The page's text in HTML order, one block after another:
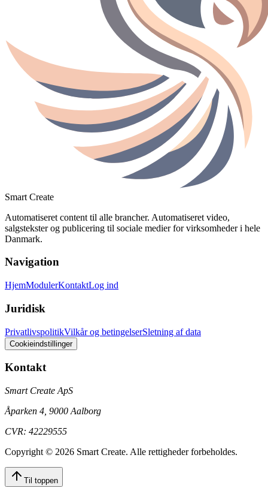
Smart Create
Automatiseret content til alle brancher. Automatiseret video,
salgstekster og publicering til sociale medier for virksomheder i hele
Danmark.
Navigation
HjemModulerKontaktLog ind
Juridisk
PrivatlivspolitikVilkår og betingelserSletning af data
Cookieindstillinger
Kontakt
Smart Create ApS
Åparken 4, 9000 Aalborg
CVR: 42229555
Copyright © 2026 Smart Create. Alle rettigheder forbeholdes.
Til toppen